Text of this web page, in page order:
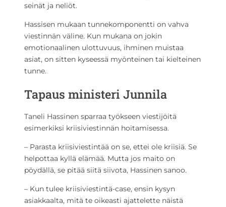
seinät ja neliöt.
Hassisen mukaan tunnekomponentti on vahva
viestinnän väline. Kun mukana on jokin
emotionaalinen ulottuvuus, ihminen muistaa
asiat, on sitten kyseessä myönteinen tai kielteinen
tunne.
Tapaus ministeri Junnila
Taneli Hassinen sparraa työkseen viestijöitä
esimerkiksi kriisiviestinnän hoitamisessa.
– Parasta kriisiviestintää on se, ettei ole kriisiä. Se
helpottaa kyllä elämää. Mutta jos maito on
pöydällä, se pitää siitä siivota, Hassinen sanoo.
– Kun tulee kriisiviestintä-case, ensin kysyn
asiakkaalta, mitä te oikeasti ajattelette näistä